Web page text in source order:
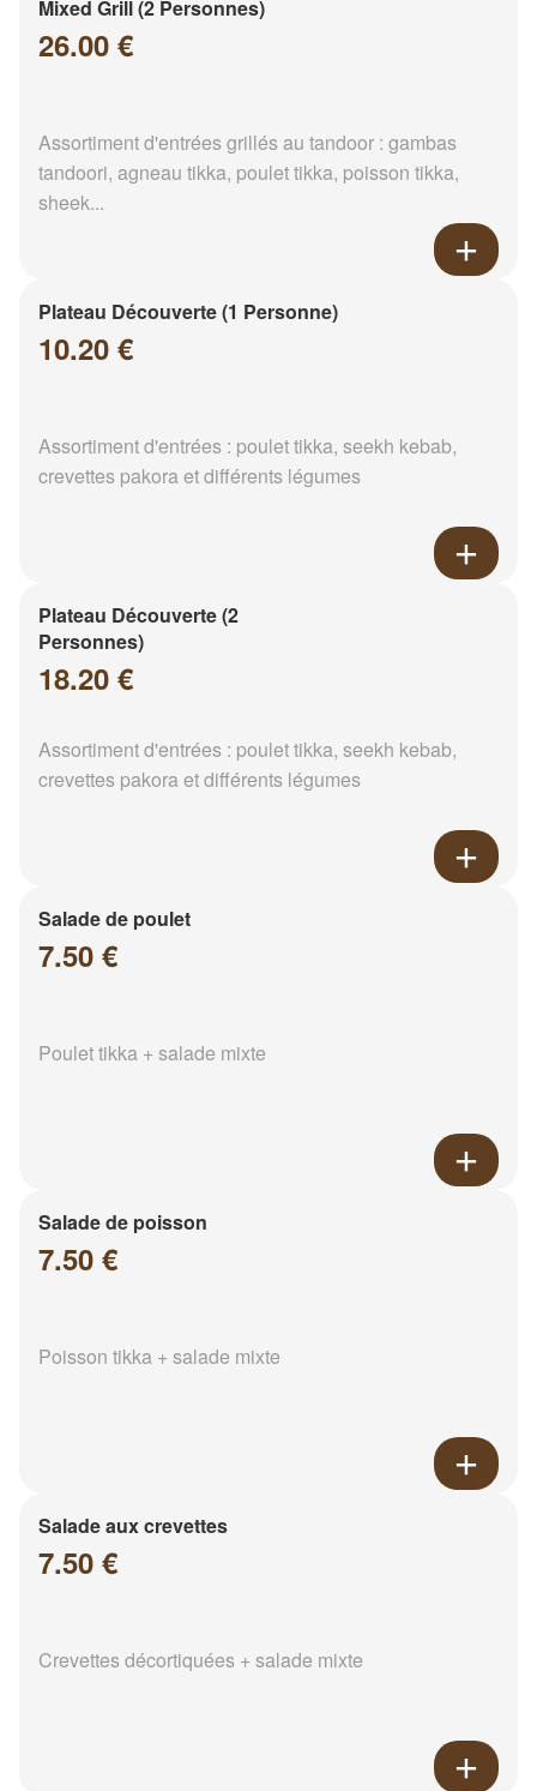
Mixed Grill (2 Personnes)
26.00 €
Assortiment d'entrées grillés au tandoor : gambas
tandoori, agneau tikka, poulet tikka, poisson tikka,
sheek...
Plateau Découverte (1 Personne)
10.20 €
Assortiment d'entrées : poulet tikka, seekh kebab,
crevettes pakora et différents légumes
Plateau Découverte (2
Personnes)
18.20 €
Assortiment d'entrées : poulet tikka, seekh kebab,
crevettes pakora et différents légumes
Salade de poulet
7.50 €
Poulet tikka + salade mixte
Salade de poisson
7.50 €
Poisson tikka + salade mixte
Salade aux crevettes
7.50 €
Crevettes décortiquées + salade mixte